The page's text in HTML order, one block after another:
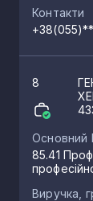
Контакти
8
Основний
85.41
Виручка,